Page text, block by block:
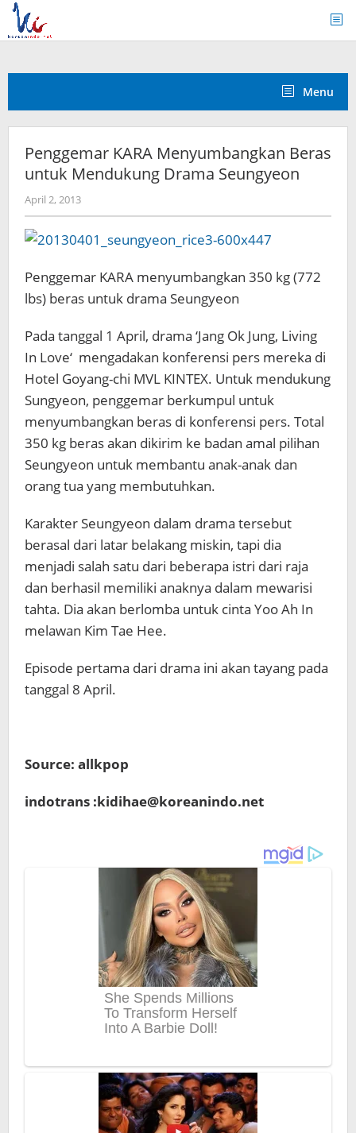
Skip
content
Menu
Penggemar KARA Menyumbangkan Beras
untuk Mendukung Drama Seungyeon
April 2, 2013by
Koreanindo
Penggemar KARA menyumbangkan 350 kg (772
lbs) beras untuk drama Seungyeon
Pada tanggal 1 April, drama ‘Jang Ok Jung, Living
In Love‘ mengadakan konferensi pers mereka di
Hotel Goyang-chi MVL KINTEX. Untuk mendukung
Sungyeon, penggemar berkumpul untuk
menyumbangkan beras di konferensi pers. Total
350 kg beras akan dikirim ke badan amal pilihan
Seungyeon untuk membantu anak-anak dan
orang tua yang membutuhkan.
Karakter Seungyeon dalam drama tersebut
berasal dari latar belakang miskin, tapi dia
menjadi salah satu dari beberapa istri dari raja
dan berhasil memiliki anaknya dalam mewarisi
tahta. Dia akan berlomba untuk cinta Yoo Ah In
melawan Kim Tae Hee.
Episode pertama dari drama ini akan tayang pada
tanggal 8 April.
Source: allkpop
indotrans :kidihae@koreanindo.net